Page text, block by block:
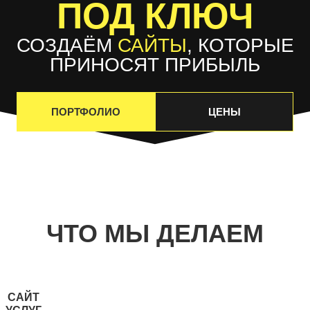
ПОД КЛЮЧ
СОЗДАЁМ САЙТЫ, КОТОРЫЕ
ПРИНОСЯТ ПРИБЫЛЬ
ПОРТФОЛИО ЦЕНЫ
ЧТО МЫ ДЕЛАЕМ
САЙТ